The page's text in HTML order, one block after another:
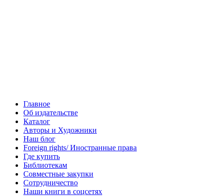
Главное
Об издательстве
Каталог
Авторы и Художники
Наш блог
Foreign rights/ Иностранные права
Где купить
Библиотекам
Совместные закупки
Сотрудничество
Наши книги в соцсетях